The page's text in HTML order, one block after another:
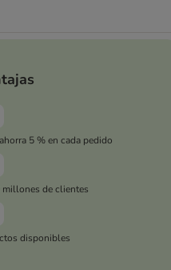
5 % en cada pedido
de clientes
disponibles